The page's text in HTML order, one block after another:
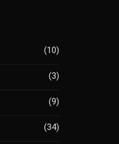
(10)
(3)
(9)
(34)